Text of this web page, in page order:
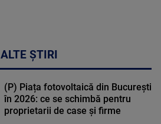
ALTE ȘTIRI
(P) Piața fotovoltaică din București
în 2026: ce se schimbă pentru
proprietarii de case și firme